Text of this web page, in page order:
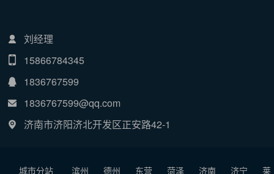
刘经理
15866784345
1836767599
1836767599@qq.com
济南市济阳济北开发区正安路42-1
城市分站 滨州 德州 东营 菏泽 济南 济宁 莱